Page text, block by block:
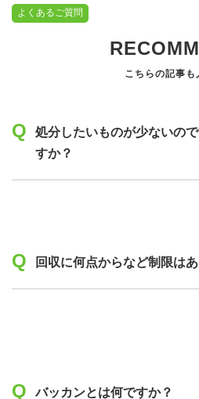
よくあるご質問
処分したいものが少ないの
すか？
回収に何点からなど制限は
バッカンとは何ですか？